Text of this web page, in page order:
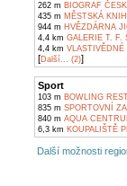
262 m BIOGRAF
435 m MĚSTSKÁ
944 m HVĚZDÁRNA
4,4 km GALERIE T. F.
4,4 km VLASTIVĚDNÉ
[Další... (2)]
Sport
103 m BOWLING
835 m SPORTOVNÍ
840 m AQUA
6,3 km KOUPALIŠTĚ
Další možnosti